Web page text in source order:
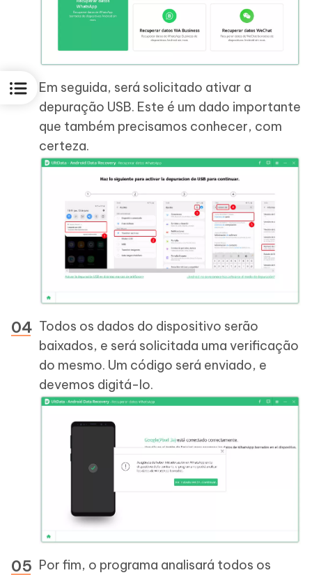
Em seguida, será solicitado ativar a
depuração USB. Este é um dado importante
que também precisamos conhecer, com
certeza.
Todos os dados do dispositivo serão
baixados, e será solicitada uma verificação
do mesmo. Um código será enviado, e
devemos digitá-lo.
Por fim, o programa analisará todos os